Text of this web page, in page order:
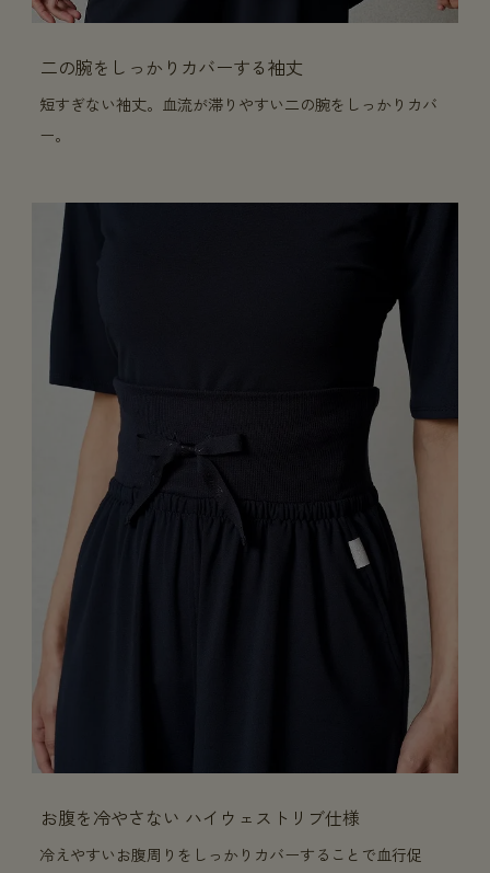
二の腕をしっかりカバーする袖丈
短すぎない袖丈。血流が滞りやすい二の腕をしっかりカバ
ー。
お腹を冷やさない ハイウェストリブ仕様
冷えやすいお腹周りをしっかりカバーすることで血行促